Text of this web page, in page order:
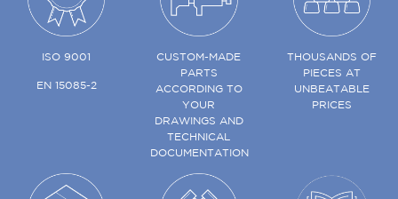
ISO 9001
EN 15085-2
CUSTOM-MADE
PARTS
ACCORDING TO
YOUR
DRAWINGS AND
TECHNICAL
DOCUMENTATION
THOUSANDS OF
PIECES AT
UNBEATABLE
PRICES